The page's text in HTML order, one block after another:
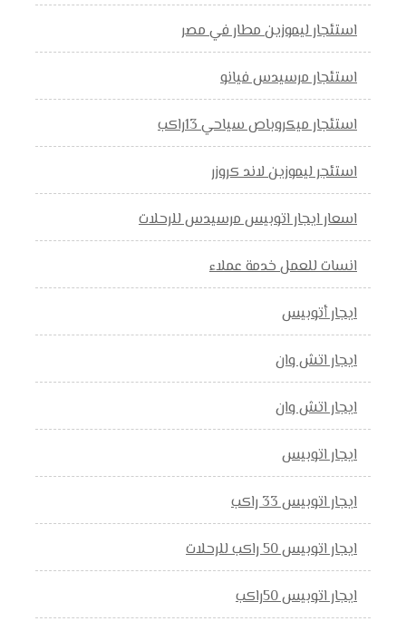
استئجار ليموزين مطار في مصر
استئجار مرسيدس فيانو
استئجار ميكروباص سياحي 13راكب
استئجر ليموزين لاند كروزر
اسعار ايجار اتوبيس مرسيدس للرحلات
انسات للعمل خدمة عملاء
ايجار أتوبيس
ايجار اتش وان
ايجار اتش وان
ايجار اتوبيس
ايجار اتوبيس 33 راكب
ايجار اتوبيس 50 راكب للرحلات
ايجار اتوبيس 50راكب